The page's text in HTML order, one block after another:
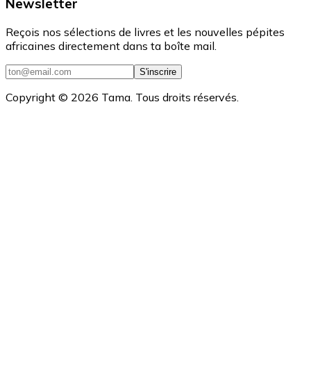
Newsletter
Reçois nos sélections de livres et les nouvelles pépites
africaines directement dans ta boîte mail.
S'inscrire
Copyright © 2026 Tama. Tous droits réservés.